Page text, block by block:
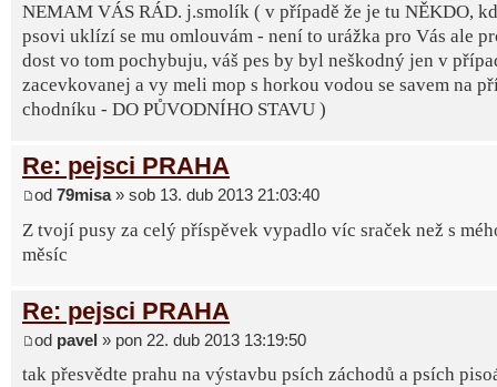
NEMAM VÁS RÁD. j.smolík ( v případě že je tu NĚKDO,
psovi uklízí se mu omlouvám - není to urážka pro Vás ale
dost vo tom pochybuju, váš pes by byl neškodný jen v
zacevkovanej a vy meli mop s horkou vodou se savem na
chodníku - DO PŮVODNÍHO STAVU )
Re: pejsci PRAHA
od 79misa» sob 13. dub 2013 21:03:40
Z tvojí pusy za celý příspěvek vypadlo víc sraček než s
měsíc
Re: pejsci PRAHA
od pavel » pon 22. dub 2013 13:19:50
tak přesvědte prahu na výstavbu psích záchodů a psích